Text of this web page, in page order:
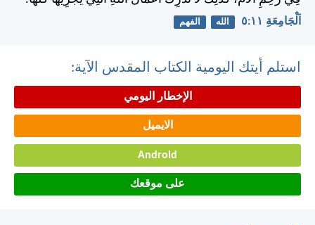
اَلْجَامِعَةِ ١١:‏٥ الله الفهم
استلم أيتك اليومية الكتاب المقدس الآية:
الإخطار اليومي
الايميل
Android
على موقعك